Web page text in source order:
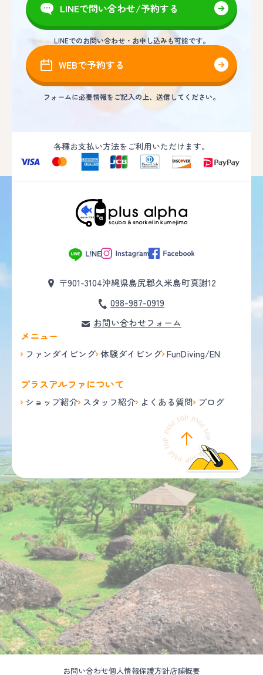
LINEで問い合わせ/予約する
LINEでのお問い合わせ・お申し込みも可能です。
WEBで予約する
フォームに必要情報をご記入の上、送信してください。
各種お支払い方法をご利用いただけます。
〒901-3104沖縄県島尻郡久米島町真謝12
098-987-0919
お問い合わせフォーム
メニュー
ファンダイビング 体験ダイビング FunDiving/EN
プラスアルファについて
ショップ紹介 スタッフ紹介 よくある質問 ブログ
お問い合わせ個人情報保護方針店舗概要